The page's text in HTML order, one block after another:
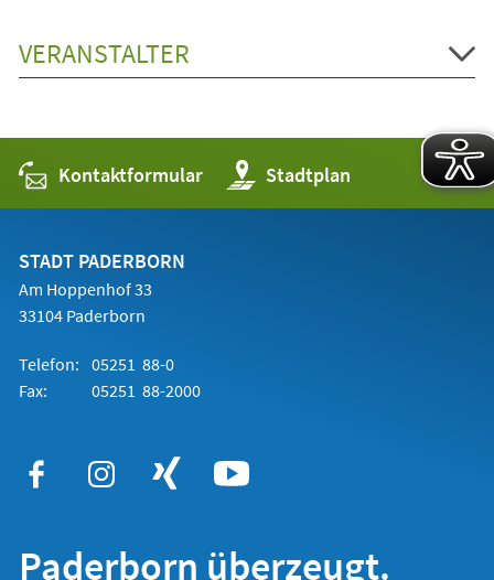
VERANSTALTER
Kontaktformular Stadtplan
(Öffnet
in
einem
STADT PADERBORN
Am Hoppenhof 33
33104 Paderborn
Telefon: 05251 88-0
Fax:
05251 88-2000
Paderborn überzeugt.